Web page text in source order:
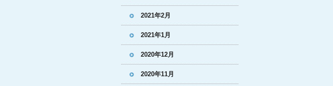
2021年2月
2021年1月
2020年12月
2020年11月